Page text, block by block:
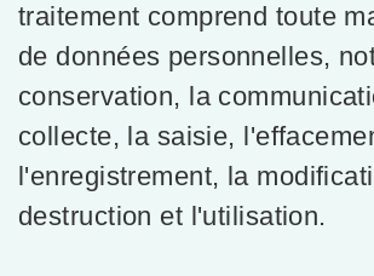
traitement comprend toute
de données personnelles,
conservation, la
collecte, la saisie,
l'enregistrement, la
destruction et l'utilisation.